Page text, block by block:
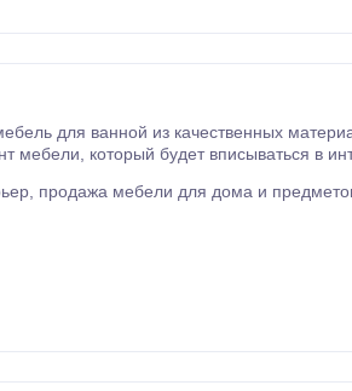
из качественных материалов, устойчивых к влаге. Наш
ванной комнаты. Мы
продажа мебели для дома и